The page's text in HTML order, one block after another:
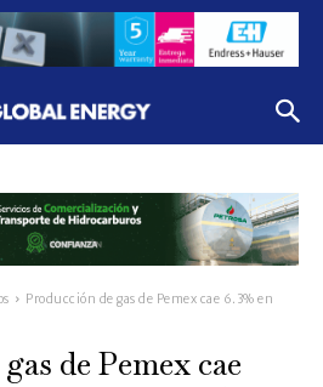
Producción de gas de Pemex cae 6.3% en
de Pemex cae